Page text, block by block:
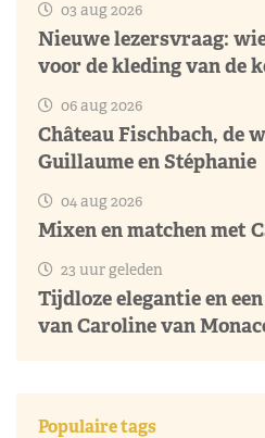
03 aug 2026
Nieuwe lezersvraag:
voor de kleding van de
06 aug 2026
Château Fischbach, de
Guillaume en Stéphanie
04 aug 2026
Mixen en matchen met
23 uur geleden
Tijdloze elegantie en
van Caroline van
Populaire tags